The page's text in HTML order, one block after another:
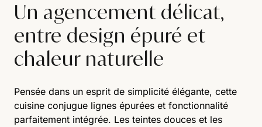
Un agencement délicat,
entre design épuré et
chaleur naturelle
Pensée dans un esprit de simplicité élégante, cette
cuisine conjugue lignes épurées et fonctionnalité
parfaitement intégrée. Les teintes douces et les